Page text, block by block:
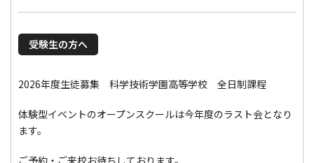
受験生の方へ
2026年度生徒募集 科学技術学園高等学校 全日制課程
体験型イベントのオープンスクールは今年度のラスト会となり
ます。
ご予約・ご来校お待ちしております。